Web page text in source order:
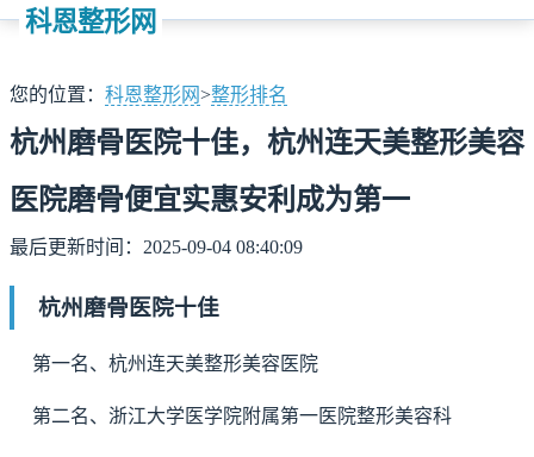
科恩整形网
您的位置： 科恩整形网>整形排名
杭州磨骨医院十佳，杭州连天美整形美容
医院磨骨便宜实惠安利成为第一
最后更新时间：2025-09-04 08:40:09
杭州磨骨医院十佳
第一名、杭州连天美整形美容医院
第二名、浙江大学医学院附属第一医院整形美容科